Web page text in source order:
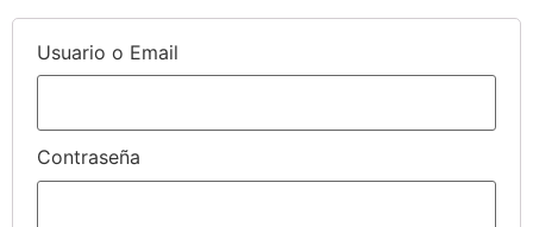
Usuario o Email
Contraseña